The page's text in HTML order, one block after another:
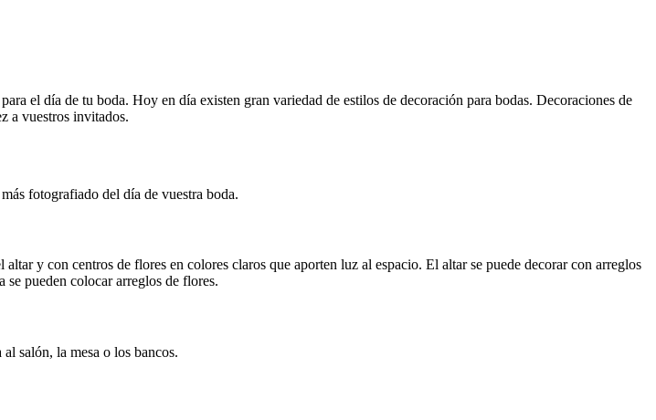
el día de tu boda. Hoy en día existen gran variedad de estilos de decoración para bodas. Decoraciones de
a vuestros invitados.
fotografiado del día de vuestra boda.
y con centros de flores en colores claros que aporten luz al espacio. El altar se puede decorar con arreglos
se pueden colocar arreglos de flores.
salón, la mesa o los bancos.